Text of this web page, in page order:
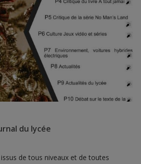
du lycée
de tous niveaux et de toutes